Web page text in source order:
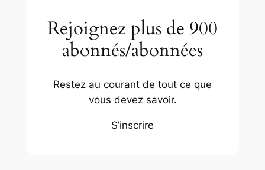
Rejoignez plus de 900
abonnés/abonnées
Restez au courant de tout ce que
vous devez savoir.
S’inscrire